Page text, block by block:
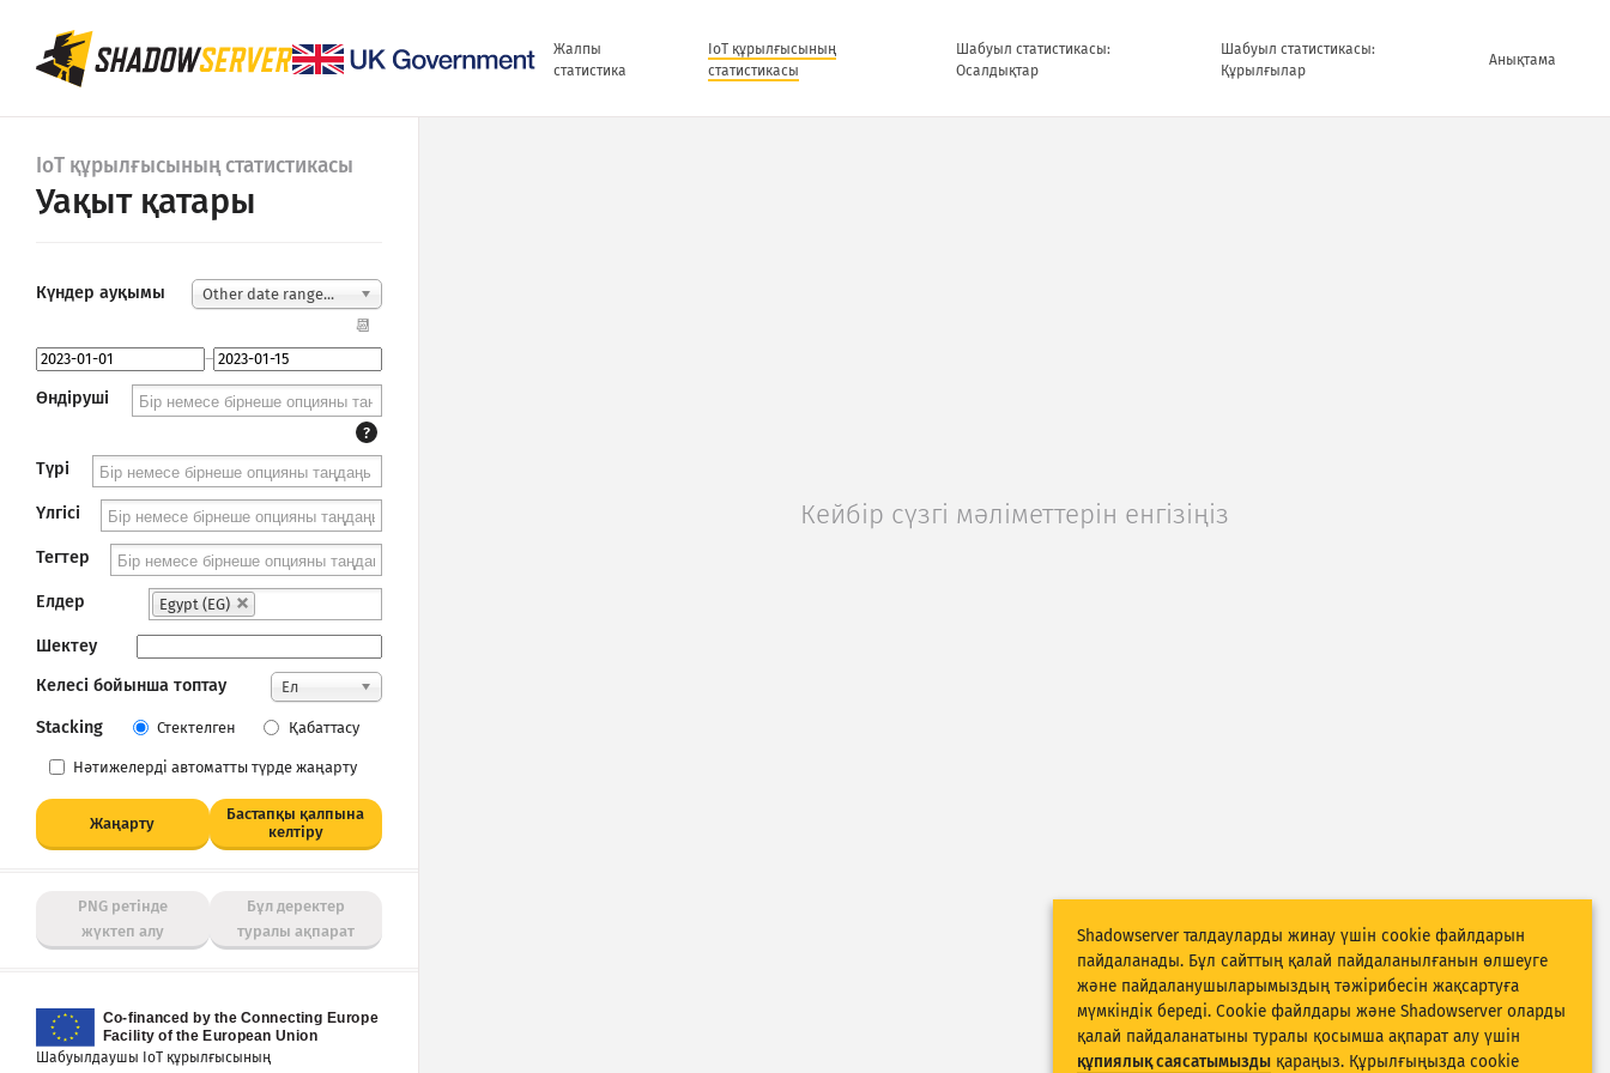
Жалпы
статистика
IoT құрылғысының
статистикасы
Шабуыл статистикасы:
Осалдықтар
Шабуыл статистикасы:
Құрылғылар
Анықтама
IoT құрылғысының статистикасы
Уақыт қатары
Күндер ауқымы Other date range...
📆
–
Өндіруші
?
Түрі
Үлгісі
Тегтер
Елдер Egypt (EG)
Шектеу
Келесі бойынша топтау
Ел
Stacking Стектелген Қабаттасу
Нәтижелерді автоматты түрде жаңарту
Жаңарту
Бастапқы қалпына
келтіру
PNG ретінде
жүктеп алу
Бұл деректер
туралы ақпарат
Шабуылдаушы IoT құрылғысының
Кейбір сүзгі мәліметтерін енгізіңіз
Shadowserver талдауларды жинау үшін cookie файлдарын
пайдаланады. Бұл сайттың қалай пайдаланылғанын өлшеуге
және пайдаланушыларымыздың тәжірибесін жақсартуға
мүмкіндік береді. Cookie файлдары және Shadowserver оларды
қалай пайдаланатыны туралы қосымша ақпарат алу үшін
құпиялық саясатымызды қараңыз. Құрылғыңызда cookie